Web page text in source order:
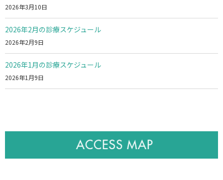
2026年3月10日
2026年2月の診療スケジュール
2026年2月9日
2026年1月の診療スケジュール
2026年1月9日